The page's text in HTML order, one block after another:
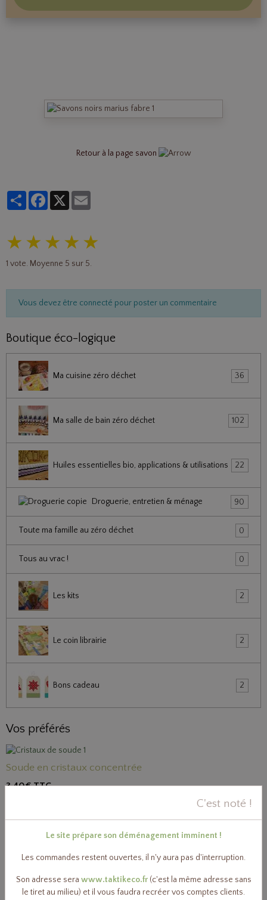
Retour à la page savon
PartagerFacebook
★ ★ ★ ★ ★
1 vote. Moyenne 5 sur 5.
Vous devez être connecté pour poster un commentaire
Boutique éco-logique
Ma cuisine zéro déchet 36
Ma salle de bain zéro déchet 102
Huiles essentielles bio, applications & utilisations 22
Droguerie, entretien & ménage 90
Toute ma famille au zéro déchet 0
Tous au vrac ! 0
Les kits 2
Le coin librairie 2
Bons cadeau 2
Vos préférés
Soude en cristaux concentrée
3,40€TTC
Fil à couper le savon de Marseille
C'est noté !
Le site prépare son déménagement imminent !
Les commandes restent ouvertes, il n'y aura pas d'interruption.
Son adresse sera www.taktikeco.fr (c'est la même adresse sans
le tiret au milieu) et il vous faudra recréer vos comptes clients.